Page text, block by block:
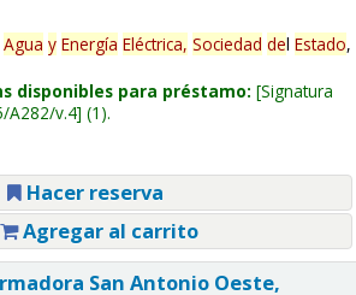
Agua y Energía Eléctrica, Sociedad del Estado,
disponibles para préstamo: Signatura
A282/v.4 (1).
Hacer reserva
Agregar al carrito
San Antonio Oeste,